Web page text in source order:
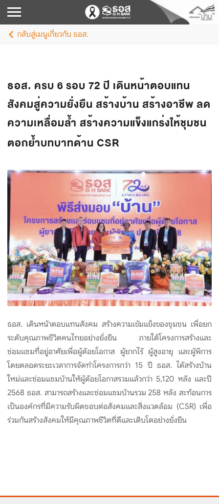
กลับสู่เมนูเกี่ยวกับ ธอส.
ธอส. ครบ 6 รอบ 72 ปี เดินหน้าตอบแทน
สังคมสู่ความยั่งยืน สร้างบ้าน สร้างอาชีพ ลด
ความเหลื่อมล้ำ สร้างความแข็งแกร่งให้ชุมชน
ตอกย้ำบทบาทด้าน CSR
ธอส. เดินหน้าตอบแทนสังคม สร้างความเข้มแข็งของชุมชน เพื่อยก
ระดับคุณภาพชีวิตคนไทยอย่างยั่งยืน ภายใต้โครงการสร้างและ
ซ่อมแซมที่อยู่อาศัยเพื่อผู้ด้อยโอกาส ผู้ยากไร้ ผู้สูงอายุ และผู้พิการ
โดยตลอดระยะเวลาการจัดทำโครงการกว่า 15 ปี ธอส. ได้สร้างบ้าน
ใหม่และซ่อมแซมบ้านให้ผู้ด้อยโอกาสรวมแล้วกว่า 5,120 หลัง และปี
2568 ธอส. สามารถสร้างและซ่อมแซมบ้านรวม 258 หลัง สะท้อนการ
เป็นองค์กรที่มีความรับผิดชอบต่อสังคมและสิ่งแวดล้อม (CSR) เพื่อ
ร่วมกันสร้างสังคมให้มีคุณภาพชีวิตที่ดีและเติบโตอย่างยั่งยืน